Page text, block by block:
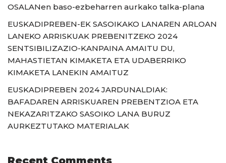
OSALANen baso-ezbeharren aurkako talka-plana
EUSKADIPREBEN-EK SASOIKAKO LANAREN ARLOAN
LANEKO ARRISKUAK PREBENITZEKO 2024
SENTSIBILIZAZIO-KANPAINA AMAITU DU,
MAHASTIETAN KIMAKETA ETA UDABERRIKO
KIMAKETA LANEKIN AMAITUZ
EUSKADIPREBEN 2024 JARDUNALDIAK:
BAFADAREN ARRISKUAREN PREBENTZIOA ETA
NEKAZARITZAKO SASOIKO LANA BURUZ
AURKEZTUTAKO MATERIALAK